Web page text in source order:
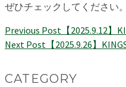
ぜひチェックしてください。
Previous Post 【2025.9.12】
Next Post 【2025.9.26】
CATEGORY